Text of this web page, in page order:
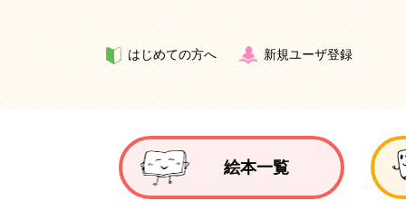
はじめての方へ 新規ユーザ登録
絵本一覧